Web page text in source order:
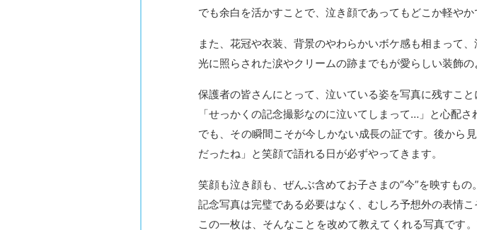
でも余白を活かすことで、泣き顔であってもどこか軽や
また、花冠や衣装、背景のやわらかいボケ感も相まって
光に照らされた涙やクリームの跡までもが愛らしい装飾
保護者の皆さんにとって、泣いている姿を写真に残すこと
「せっかくの記念撮影なのに泣いてしまって…」と心配さ
でも、その瞬間こそが今しかない成長の証です。後から
だったね」と笑顔で語れる日が必ずやってきます。
笑顔も泣き顔も、ぜんぶ含めてお子さまの“今”を映すもの。
記念写真は完璧である必要はなく、むしろ予想外の表情こ
この一枚は、そんなことを改めて教えてくれる写真です